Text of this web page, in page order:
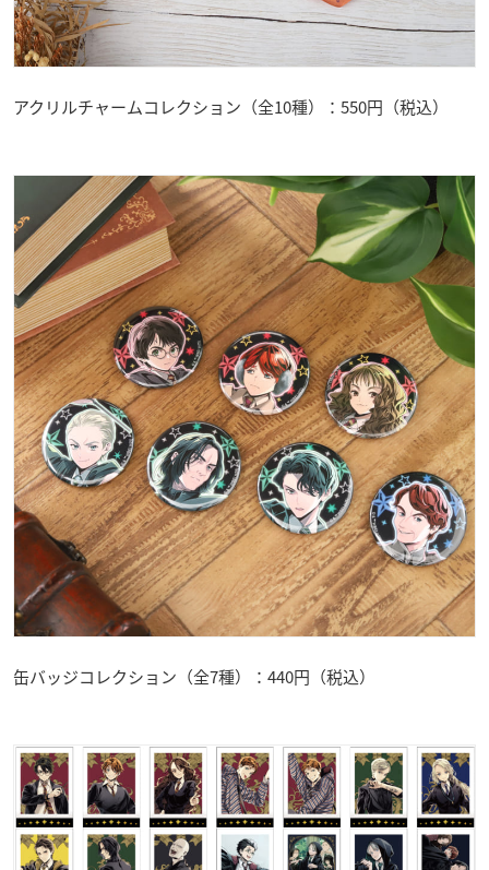
アクリルチャームコレクション（全10種）：550円（税込）
缶バッジコレクション（全7種）：440円（税込）